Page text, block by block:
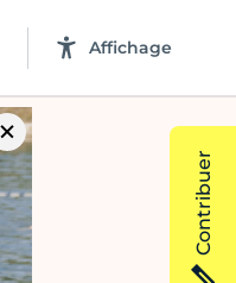
Affichage
Contribuer